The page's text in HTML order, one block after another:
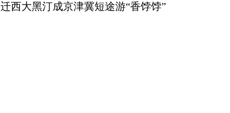
迁西大黑汀成京津冀短途游“香饽饽”